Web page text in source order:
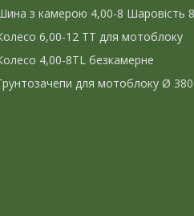
з камерою 4,00-8 Шаровість
6,00-12 ТТ для мотоблоку
4,00-8TL безкамерне
для мотоблоку Ø 380